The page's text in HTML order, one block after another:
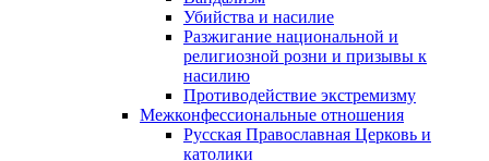
Убийства и насилие
Разжигание национальной и
религиозной розни и призывы к
насилию
Противодействие экстремизму
Межконфессиональные отношения
Русская Православная Церковь и
католики